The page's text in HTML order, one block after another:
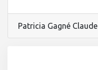
Patricia Gagné Claude